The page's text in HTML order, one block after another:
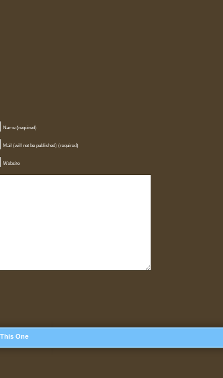
Name (required)
Mail (will not be published) (required)
Website
One